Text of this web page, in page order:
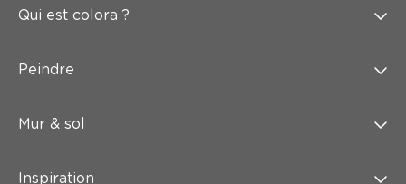
Qui est colora ?
Peindre
Mur & sol
Inspiration